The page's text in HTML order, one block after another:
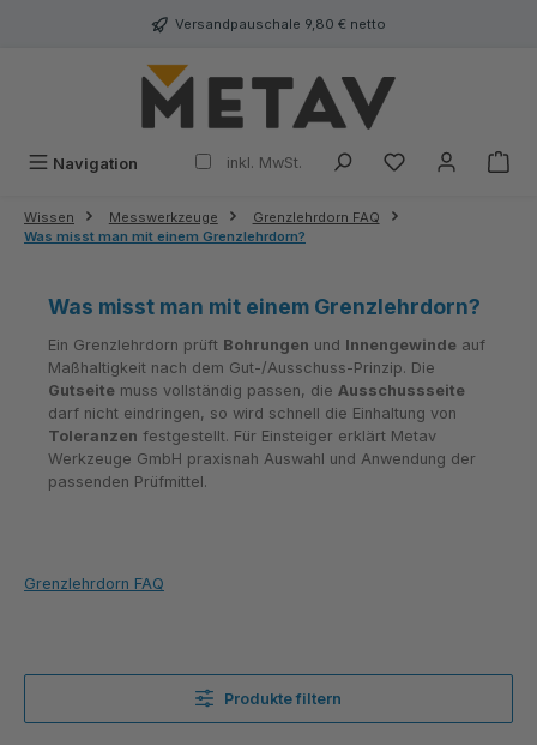
Versandpauschale 9,80 € netto
Navigation inkl. MwSt.
Wissen Messwerkzeuge
Grenzlehrdorn FAQ
Was misst man mit einem Grenzlehrdorn?
Was misst man mit einem Grenzlehrdorn?
Ein Grenzlehrdorn prüft Bohrungen und Innengewinde auf
Maßhaltigkeit nach dem Gut-/Ausschuss-Prinzip. Die
Gutseite muss vollständig passen, die Ausschussseite
darf nicht eindringen, so wird schnell die Einhaltung von
Toleranzen festgestellt. Für Einsteiger erklärt Metav
Werkzeuge GmbH praxisnah Auswahl und Anwendung der
passenden Prüfmittel.
Grenzlehrdorn FAQ
Produkte filtern